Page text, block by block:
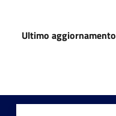
Ultimo aggiornamento